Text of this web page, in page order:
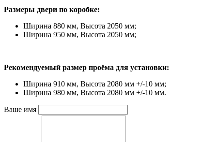
Размеры двери по коробке:
Ширина 880 мм, Высота 2050 мм;
Ширина 950 мм, Высота 2050 мм;
Рекомендуемый размер проёма для установки:
Ширина 910 мм, Высота 2080 мм +/-10 мм;
Ширина 980 мм, Высота 2080 мм +/-10 мм.
Ваше имя